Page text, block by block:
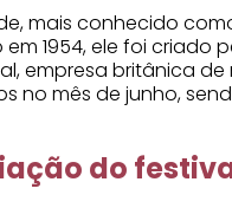
mais conhecido
1954, ele foi
empresa britânica
no mês de junho,
do